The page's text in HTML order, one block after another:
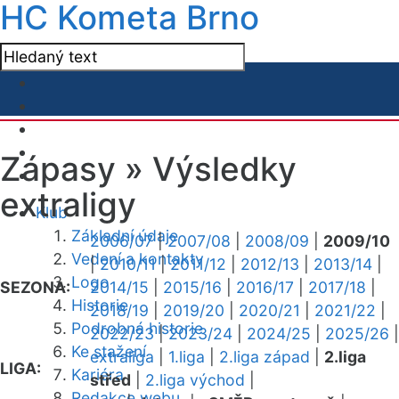
HC Kometa Brno
Klub
Základní údaje
Vedení a kontakty
Logo
Historie
Podrobná historie
Ke stažení
Kariéra
Zápasy » Výsledky
extraligy
SEZONA:
2006/07|2007/08 2008/09
2009/10
|2010/11|2011/12 2012/13 2013/14
2014/15
2015/16 2016/17 2017/18
2018/19
2019/20 2020/21 2021/22
2022/23|2023/24 2024/25 2025/26
LIGA:
extraliga 1.liga 2.liga západ
2.liga
střed
2.liga východ